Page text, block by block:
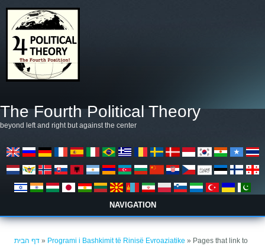
The Fourth Political Theory
beyond left and right but against the center
NAVIGATION
דף הבית » Programi i Bashkimit të Rinisë Evroaziatike » Pages that link to